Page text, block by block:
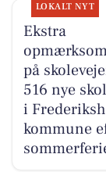
LOKALT NYT
Ekstra
på
516 nye
i
kommune